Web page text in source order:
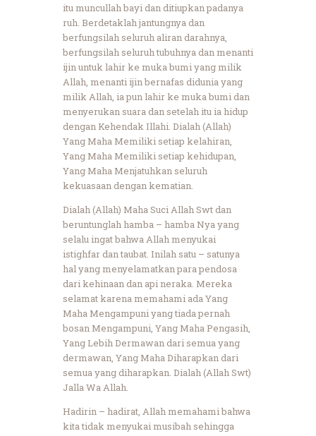
itu muncullah bayi dan ditiupkan padanya
ruh. Berdetaklah jantungnya dan
berfungsilah seluruh aliran darahnya,
berfungsilah seluruh tubuhnya dan menanti
ijin untuk lahir ke muka bumi yang milik
Allah, menanti ijin bernafas didunia yang
milik Allah, ia pun lahir ke muka bumi dan
menyerukan suara dan setelah itu ia hidup
dengan Kehendak Illahi. Dialah (Allah)
Yang Maha Memiliki setiap kelahiran,
Yang Maha Memiliki setiap kehidupan,
Yang Maha Menjatuhkan seluruh
kekuasaan dengan kematian.
Dialah (Allah) Maha Suci Allah Swt dan
beruntunglah hamba – hamba Nya yang
selalu ingat bahwa Allah menyukai
istighfar dan taubat. Inilah satu – satunya
hal yang menyelamatkan para pendosa
dari kehinaan dan api neraka. Mereka
selamat karena memahami ada Yang
Maha Mengampuni yang tiada pernah
bosan Mengampuni, Yang Maha Pengasih,
Yang Lebih Dermawan dari semua yang
dermawan, Yang Maha Diharapkan dari
semua yang diharapkan. Dialah (Allah Swt)
Jalla Wa Allah.
Hadirin – hadirat, Allah memahami bahwa
kita tidak menyukai musibah sehingga